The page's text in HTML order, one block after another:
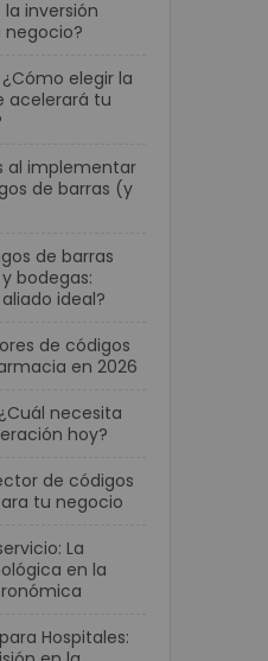
inversión
elegir la
acelerará tu
al implementar
de barras (y
de barras
bodegas:
ideal?
de códigos
en 2026
necesita
hoy?
de códigos
tu negocio
La
en la
Hospitales: